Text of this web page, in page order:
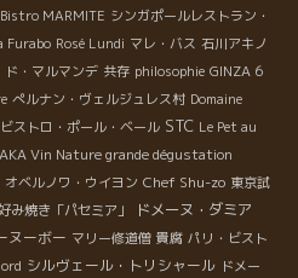
Bistro MARMITE シンガポールレストラン・
Furabo Rosé Lundi マレ・バス 石川アキノ
ド・マルマンデ 共存 philosophie GINZA 6
ぺルナン・ヴェルジュレス村 Domaine
ビストロ・ポール・ベール STC Le Pet au
Vin Nature grande dégustation
オベルノワ・ウイヨン Chef Shu-zo 東京試
み焼き「パセミア」
ドメーヌ・ダミア
ヌーボー マリー修道僧 貴腐 パリ・ビスト
シルヴェール・トリシャール ドメー